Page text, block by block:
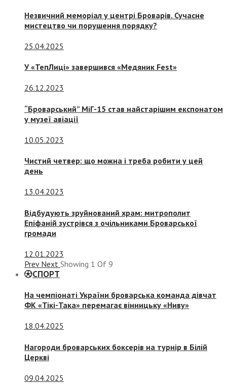
Незвичний меморіал у центрі Броварів. Сучасне
мистецтво чи порушення порядку?
25.04.2025
У «ТепЛиці» завершився «Медяник Fest»
26.12.2023
“Броварський” МіГ-15 став найстарішим експонатом
у музеї авіації
10.05.2023
Чистий четвер: що можна і треба робити у цей
день
13.04.2023
Відбудують зруйнований храм: митрополит
Епіфаній зустрівся з очільниками Броварської
громади
12.01.2023
Prev Next Showing 1 Of 9
СПОРТ
На чемпіонаті України броварська команда дівчат
ФК «Тікі-Така» перемагає вінницьку «Ниву»
18.04.2025
Нагороди броварських боксерів на турнір в Білій
Церкві
09.04.2025